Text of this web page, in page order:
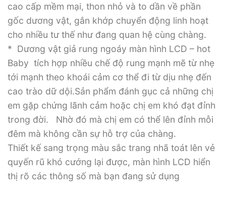
cao cấp mềm mại, thon nhỏ và to dần về phần
gốc dương vật, gắn khớp chuyển động linh hoạt
cho nhiều tư thế như đang quan hệ cùng chàng.
* Dương vật giả rung ngoáy màn hình LCD – hot
Baby tích hợp nhiều chế độ rung mạnh mẽ từ nhẹ
tới mạnh theo khoái cảm cơ thể đi từ dịu nhẹ đến
cao trào dữ dội.Sản phẩm đánh gục cả những chị
em gặp chứng lãnh cảm hoặc chị em khó đạt đỉnh
trong đời. Nhờ đó mà chị em có thể lên đỉnh mỗi
đêm mà không cần sự hỗ trợ của chàng.
Thiết kế sang trọng màu sắc trang nhã toát lên vẻ
quyến rũ khó cướng lại được, màn hình LCD hiển
thị rõ các thông số mà bạn đang sử dụng